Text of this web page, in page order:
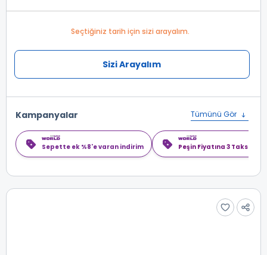
Seçtiğiniz tarih için sizi arayalım.
Sizi Arayalım
Kampanyalar Tümünü Gör
Sepette ek %8'e varan indirim Peşin Fiyatına 3 Taksit